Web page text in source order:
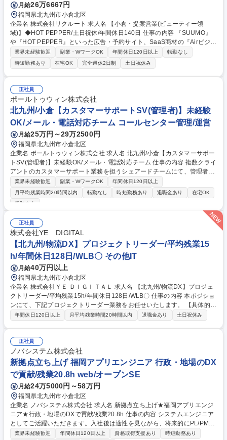
月給26万6667円
福岡県北九州市小倉北区
企業名 株式会社リクルート 求人名 【小倉・提案営業(ビューティー領
域)】◆HOT PEPPER/土日祝休/年間休日140日 仕事の内容 『SUUMO』
や『HOT PEPPER』といった広告・予約サイト、SaaS商材の『Airビジネ
スツールズ』等も展開する当社のビューティーDivisionにおいて、新規/既
存営業をお任せいたします。 【具体的には】担当地域のクライアントに対
して、架電による新規アポイント獲得(新規顧客開拓時のみ)・課題・ニー
ズの抽出・データ分析に基づく集客や業務・経営支援の企画提案・企画の
実行・効果検証・アフターフォローの実施等をお任せいたします。 【魅
力】課題設定力、問題解決力、関係性構築力など、企画営業職に必要なス
キルだけでなく、経営的視点でマーケットを見立てる力も習得できます。
募集職種 【小倉・提案営業(ビューティー領域)】◆HOT PEPPER/土日祝
休/年間休日140日
業界未経験歓迎 副業・WワークOK 年間休日120日以上
転勤なし
時短勤務あり
在宅OK 完全週休2日制 土日祝休み
正社員
ポールトゥウィン株式会社
北九州/小倉【カスタマーサポートSV(管理者)】未経験
OK/メール・電話対応チーム コールセンター管理/運営
月給25万円～29万2500円
福岡県北九州市小倉北区
企業名 ポールトゥウィン株式会社 求人名 北九州/小倉【カスタマーサポー
トSV(管理者)】未経験OK/メール・電話対応チーム 仕事の内容 複数クライ
アントのカスタマーサポート業務を担うシェアードチームにて、管理者と
してチーム運営をお任せします。クライアントサービスの問い合わせ対応
を理解した上で、オペレーターのマネジメントや品質管理、 エスカレーシ
ョン対応を通じて、チームの安定稼働を推進いただくポジションです。将
関わっていただきます。 ■初期対応（オペレーター業務あり）：入社後ま
ずは、下記のカスタマーサポート業務を習得していただきます。 ■管理業
務：チームの安定稼働および品質向上を目的に、オペレーション全体のマ
ネジメントをご担当いただきます。 募集職種 北九州/小倉【カスタマーサ
ポートSV(管理者)】未経験OK/メール・電話対応チーム
業界未経験歓迎 副業・WワークOK
年間休日120日以上
月平均残業時間20時間以内
転勤なし 時短勤務あり 退職金あり
在宅OK
服装自由
正社員
株式会社YE DIGITAL
【北九州/物流DX】プロジェクトリーダー/平均残業15
h/年間休日128日/WLB〇 その他IT
月給40万円以上
福岡県北九州市小倉北区
企業名 株式会社ＹＥ ＤＩＧＩＴＡＬ 求人名 【北九州/物流DX】プロジェ
クトリーダー/平均残業15h/年間休日128日/WLB〇 仕事の内容 本ポジショ
ンにて、下記プロジェクトリーダー業務をお任せいたします。 【具体的に
は】 ■物流システムやFA（ファクトリーオートメーション）領域における
理 ■QCD（品質・コスト・納期）管理、プロジェクトメンバーのマネジメ
ント ■製品開発チームと連携し、現場からのフィードバックを製品ロード
マップや機能改善に反映 ■最新技術動向の調査・導入検討 募集職種 【北
九州/物流DX】プロジェクトリーダー/平均残業15h/年間休日128日/WLB〇
年間休日120日以上 月平均残業時間20時間以内 退職金あり 土日祝休み
正社員
ノバシステム株式会社
新拠点立ち上げ 福岡アプリエンジニア 行政・地場のDX
で貢献/残業20.8h web/オープンSE
月給24万5000円～58万円
福岡県北九州市小倉北区
企業名 ノバシステム株式会社 求人名 新拠点立ち上げ★福岡アプリエンジ
ニア★行政・地場のDXで貢献/残業20.8h 仕事の内容 システムエンジニア
としてご活躍いただきます。入社後は適性を見ながら、将来的にPL/PMと
してのご活躍を期待します。立ち上げに挑戦したい方、新しい環境で裁量
業界未経験歓迎 年間休日120日以上 資格取得支援あり 時短勤務あり